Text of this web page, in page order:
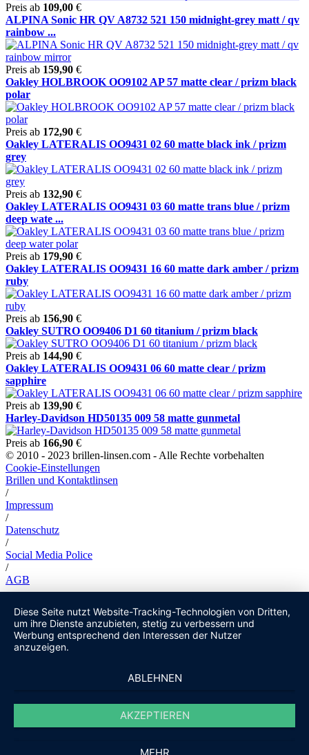
Preis ab 109,00 €
ALPINA Sonic HR QV A8732 521 150 midnight-grey matt / qv
rainbow ...
Preis ab 159,90 €
Oakley HOLBROOK OO9102 AP 57 matte clear / prizm black
polar
Preis ab 172,90 €
Oakley LATERALIS OO9431 02 60 matte black ink / prizm
grey
Preis ab 132,90 €
Oakley LATERALIS OO9431 03 60 matte trans blue / prizm
deep wate ...
Preis ab 179,90 €
Oakley LATERALIS OO9431 16 60 matte dark amber / prizm
ruby
Preis ab 156,90 €
Oakley SUTRO OO9406 D1 60 titanium / prizm black
Preis ab 144,90 €
Oakley LATERALIS OO9431 06 60 matte clear / prizm
sapphire
Preis ab 139,90 €
Harley-Davidson HD50135 009 58 matte gunmetal
Preis ab 166,90 €
© 2010 - 2023 brillen-linsen.com - Alle Rechte vorbehalten
Cookie-Einstellungen
Brillen und Kontaktlinsen
/
Impressum
/
Datenschutz
/
Social Media Police
/
AGB
Diese Seite nutzt Website-Tracking-Technologien von Dritten,
um ihre Dienste anzubieten, stetig zu verbessern und
Werbung entsprechend den Interessen der Nutzer
anzuzeigen.
ABLEHNEN
AKZEPTIEREN